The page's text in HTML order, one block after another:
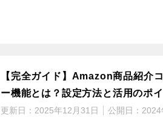
【完全ガイド】Amazon商品紹介
ー機能とは？設定方法と活用のポ
更新日： 2025年12月31日 公開日： 2024